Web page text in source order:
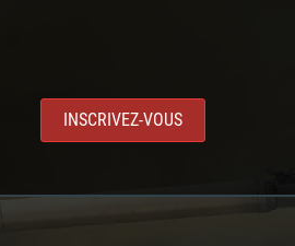
INSCRIVEZ-VOUS